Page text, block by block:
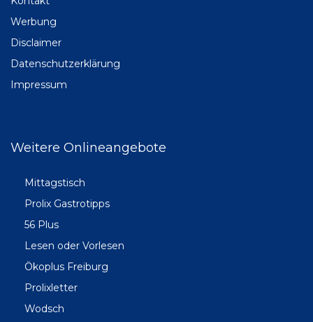
Werbung
Disclaimer
Datenschutzerklärung
Impressum
Weitere Onlineangebote
Mittagstisch
Prolix Gastrotipps
56 Plus
Lesen oder Vorlesen
Ökoplus Freiburg
Prolixletter
Wodsch